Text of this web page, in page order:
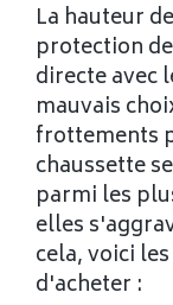
La hauteur
protection
directe avec
mauvais
frottements
chaussette
parmi les
elles
cela, voici
d'acheter :